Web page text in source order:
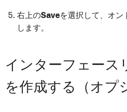
右上のSaveを選択して、オン
します。
インターフェース
を作成する（オプ